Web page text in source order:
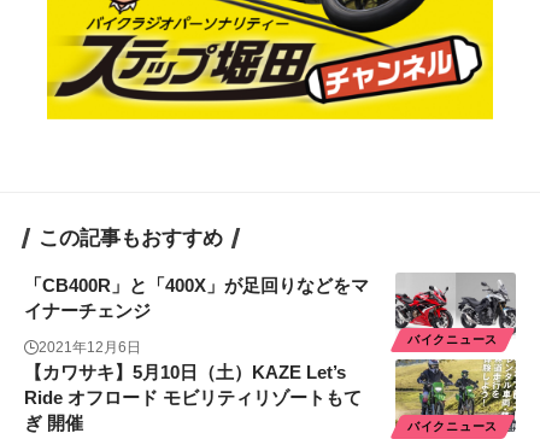
この記事もおすすめ
バイクニュース
「CB400R」と「400X」が足回りなどをマ
イナーチェンジ
2021年12月6日
バイクニュース
【カワサキ】5月10日（土）KAZE Let’s
Ride オフロード モビリティリゾートもて
ぎ 開催